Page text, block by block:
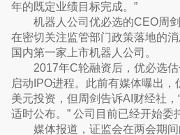
年的既定业绩目标完成。”
机器人公司优必选的CEO周
在密切关注监管部门政策落地的
国内第一家上市机器人公司。
2017年C轮融资后，优必选
启动IPO进程。此前有媒体曝出
美元投资，但周剑告诉AI财经社
适时公布。” 公司目前已经开始委
媒体报道，证监会在两会期